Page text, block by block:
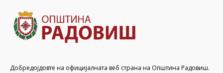
Добредојдовте на официјалната веб страна на Општина Радовиш.